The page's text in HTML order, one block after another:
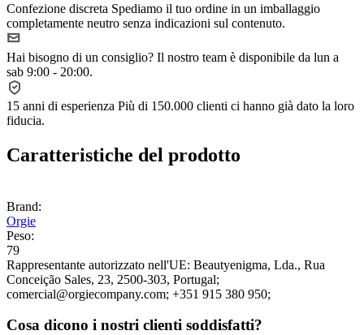
Confezione discreta Spediamo il tuo ordine in un imballaggio
completamente neutro senza indicazioni sul contenuto.
Hai bisogno di un consiglio? Il nostro team è disponibile da lun a
sab 9:00 - 20:00.
15 anni di esperienza Più di 150.000 clienti ci hanno già dato la loro
fiducia.
Caratteristiche del prodotto
Brand:
Orgie
Peso:
79
Rappresentante autorizzato nell'UE: Beautyenigma, Lda., Rua
Conceição Sales, 23, 2500-303, Portugal;
comercial@orgiecompany.com; +351 915 380 950;
Cosa dicono i nostri clienti soddisfatti?